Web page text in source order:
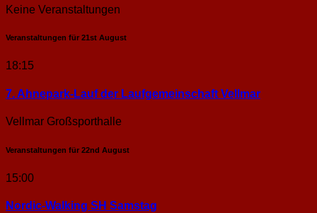
Keine Veranstaltungen
Veranstaltungen für 21st August
18:15
7. Ahnepark-Lauf der Laufgemeinschaft Vellmar
Vellmar Großsporthalle
Veranstaltungen für 22nd August
15:00
Nordic-Walking SH Samstag